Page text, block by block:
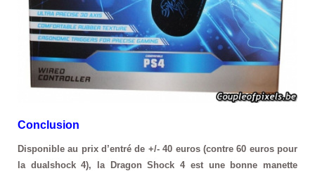
Conclusion
Disponible au prix d’entré de +/- 40 euros (contre 60 euros pour
la dualshock 4), la Dragon Shock 4 est une bonne manette